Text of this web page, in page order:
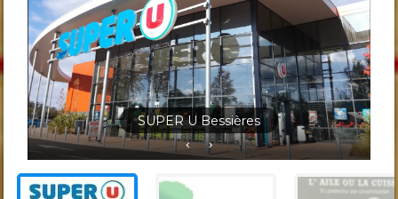
Jardineris Solignac Bessières